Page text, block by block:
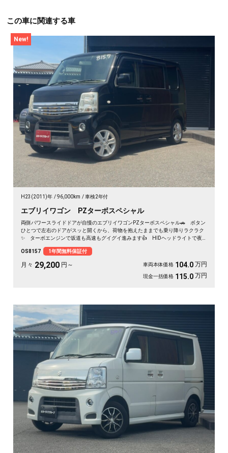
この車に関連する車
New!
H23(2011)年 96,000km 車検2年付
エブリイワゴン PZターボスペシャル
両側パワースライドドアが自慢のエブリイワゴンPZターボスペシャル🚗 ボタン
ひとつで左右のドアがスッと開くから、荷物を抱えたままでも乗り降りラクラク
✨ ターボエンジンで坂道も高速もグイグイ進みます👍 HIDヘッドライトで夜
とアウトドアへ繰り出したくなる一台です🚗 前向きな一歩を応援する《1年保証
付》です📌
OS8157 1年間無料保証付
月々 29,200 円～ 車両本体価格 104.0 万円
現金一括価格 115.0 万円